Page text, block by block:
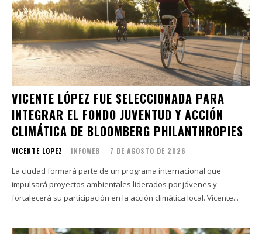
VICENTE LÓPEZ FUE SELECCIONADA PARA
INTEGRAR EL FONDO JUVENTUD Y ACCIÓN
CLIMÁTICA DE BLOOMBERG PHILANTHROPIES
VICENTE LOPEZ INFOWEB - 7 DE AGOSTO DE 2026
La ciudad formará parte de un programa internacional que
impulsará proyectos ambientales liderados por jóvenes y
fortalecerá su participación en la acción climática local. Vicente...